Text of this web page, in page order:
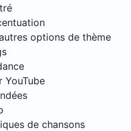
options de thème
YouTube
de chansons